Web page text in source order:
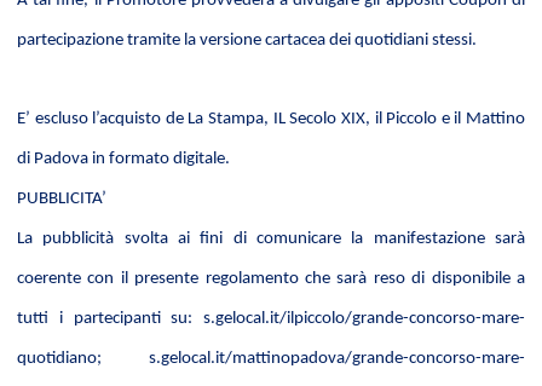
partecipazione tramite la versione cartacea dei quotidiani stessi.
E’ escluso l’acquisto de La Stampa, IL Secolo XIX, il Piccolo e il Mattino
di Padova in formato digitale.
PUBBLICITA’
La pubblicità svolta ai fini di comunicare la manifestazione sarà
coerente con il presente regolamento che sarà reso di disponibile a
tutti i partecipanti su: s.gelocal.it/ilpiccolo/grande-concorso-mare-
quotidiano; s.gelocal.it/mattinopadova/grande-concorso-mare-